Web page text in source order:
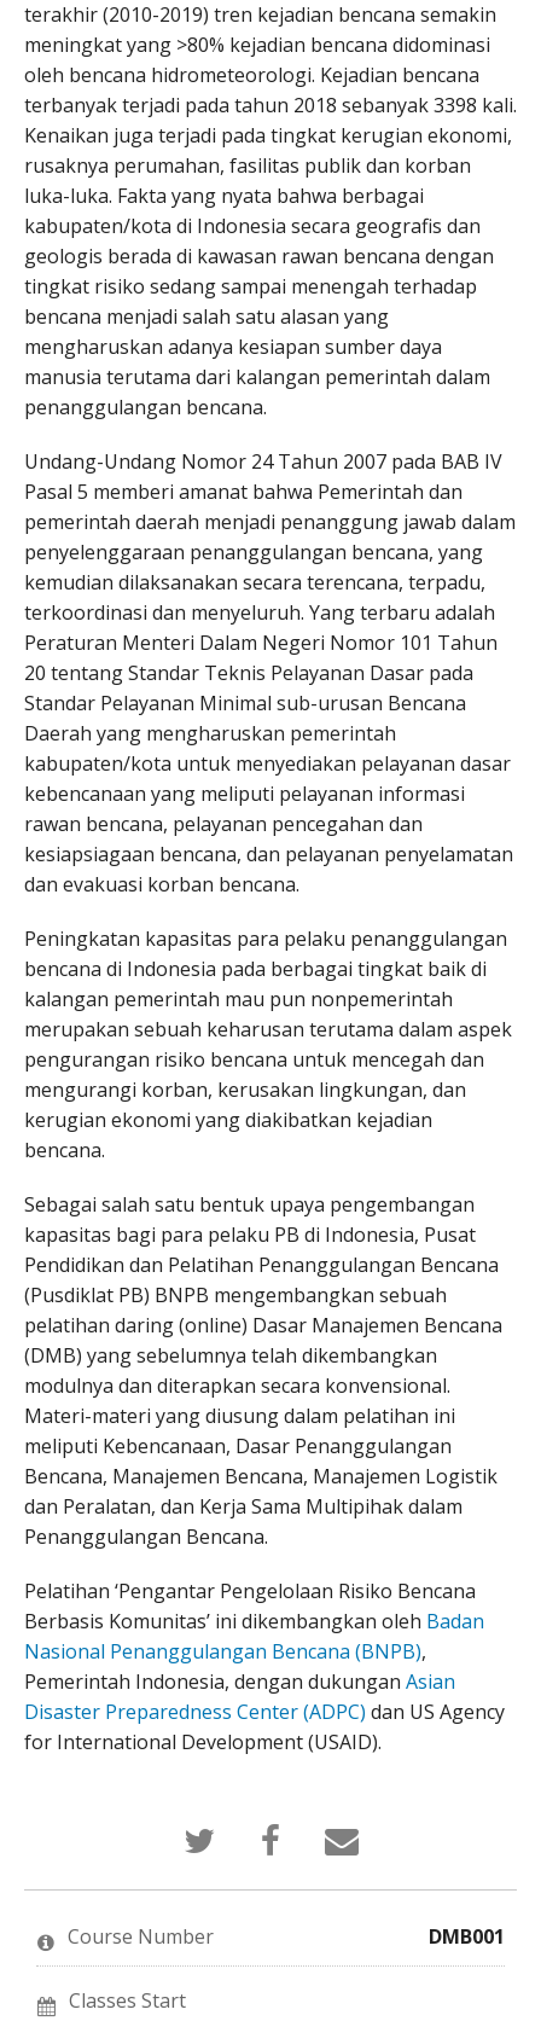
terakhir (2010-2019) tren kejadian bencana semakin
meningkat yang >80% kejadian bencana didominasi
oleh bencana hidrometeorologi. Kejadian bencana
terbanyak terjadi pada tahun 2018 sebanyak 3398 kali.
Kenaikan juga terjadi pada tingkat kerugian ekonomi,
rusaknya perumahan, fasilitas publik dan korban
luka-luka. Fakta yang nyata bahwa berbagai
kabupaten/kota di Indonesia secara geografis dan
geologis berada di kawasan rawan bencana dengan
tingkat risiko sedang sampai menengah terhadap
bencana menjadi salah satu alasan yang
mengharuskan adanya kesiapan sumber daya
manusia terutama dari kalangan pemerintah dalam
penanggulangan bencana.
Undang-Undang Nomor 24 Tahun 2007 pada BAB IV
Pasal 5 memberi amanat bahwa Pemerintah dan
pemerintah daerah menjadi penanggung jawab dalam
penyelenggaraan penanggulangan bencana, yang
kemudian dilaksanakan secara terencana, terpadu,
terkoordinasi dan menyeluruh. Yang terbaru adalah
Peraturan Menteri Dalam Negeri Nomor 101 Tahun
20 tentang Standar Teknis Pelayanan Dasar pada
Standar Pelayanan Minimal sub-urusan Bencana
Daerah yang mengharuskan pemerintah
kabupaten/kota untuk menyediakan pelayanan dasar
kebencanaan yang meliputi pelayanan informasi
rawan bencana, pelayanan pencegahan dan
kesiapsiagaan bencana, dan pelayanan penyelamatan
dan evakuasi korban bencana.
Peningkatan kapasitas para pelaku penanggulangan
bencana di Indonesia pada berbagai tingkat baik di
kalangan pemerintah mau pun nonpemerintah
merupakan sebuah keharusan terutama dalam aspek
pengurangan risiko bencana untuk mencegah dan
mengurangi korban, kerusakan lingkungan, dan
kerugian ekonomi yang diakibatkan kejadian
bencana.
Sebagai salah satu bentuk upaya pengembangan
kapasitas bagi para pelaku PB di Indonesia, Pusat
Pendidikan dan Pelatihan Penanggulangan Bencana
(Pusdiklat PB) BNPB mengembangkan sebuah
pelatihan daring (online) Dasar Manajemen Bencana
(DMB) yang sebelumnya telah dikembangkan
modulnya dan diterapkan secara konvensional.
Materi-materi yang diusung dalam pelatihan ini
meliputi Kebencanaan, Dasar Penanggulangan
Bencana, Manajemen Bencana, Manajemen Logistik
dan Peralatan, dan Kerja Sama Multipihak dalam
Penanggulangan Bencana.
Pelatihan ‘Pengantar Pengelolaan Risiko Bencana
Berbasis Komunitas’ ini dikembangkan oleh Badan
Nasional Penanggulangan Bencana (BNPB),
Pemerintah Indonesia, dengan dukungan Asian
Disaster Preparedness Center (ADPC) dan US Agency
for International Development (USAID).
Tweet
that
enrolled
Post
message
enrolled
Email
someone
say
enrolled
this
Course Number DMB001
Classes Start